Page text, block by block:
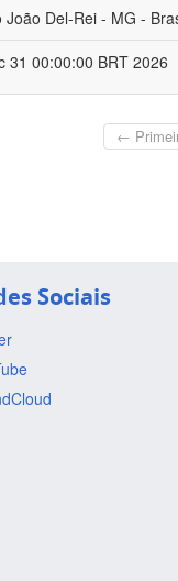
Del-Rei - MG -
31 00:00:00 BRT 2026
←
Sociais